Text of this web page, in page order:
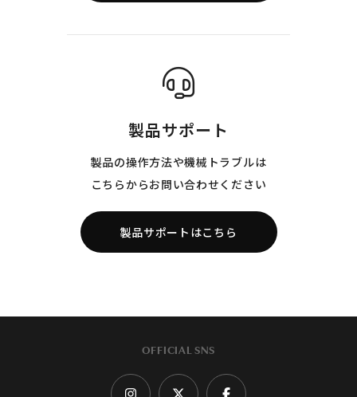
製品サポート
製品の操作方法や機械トラブルは
こちらからお問い合わせください
製品サポートはこちら
OFFICIAL SNS